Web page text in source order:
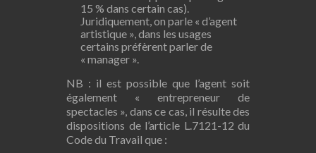
15 % dans certain cas).
Juridiquement, on parle « d’agent
artistique », dans les usages
certains préfèrent parler de
« manager ».
NB : il est possible que l’agent soit
également « entrepreneur de
spectacles », dans ce cas, il résulte des
dispositions de l’article L.7121-12 du
Code du Travail que :